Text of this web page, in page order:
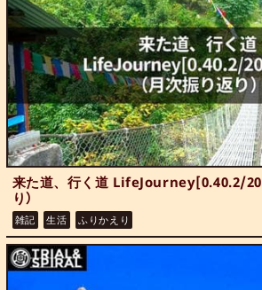
来た道、行く道 LifeJourney[0.40.2/
り）
雑記 生活 ふりかえり